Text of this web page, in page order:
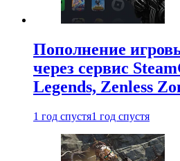
Пополнение
через сервис
Legends, Zenless
1 год спустя1 год спустя